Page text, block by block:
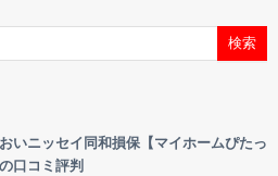
いニッセイ同和損保【マイホームぴたっ
口コミ評判